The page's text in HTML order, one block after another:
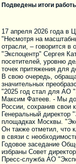
Подведены итоги
17 апреля 2026 года в
"Несмотря на
отрасли, – говорится
"Экспоцентр" Сергея
посетителей, уровню
точек притяжения для
В свою очередь,
значительных
"2025 год стал для АО
Максим Фатеев. - Мы
России, сохранив свои
Генеральный директор
площадках Москвы.
Он также отметил, что
в связи с
Годовое заседание
избраны Совет
Пресс-служба АО